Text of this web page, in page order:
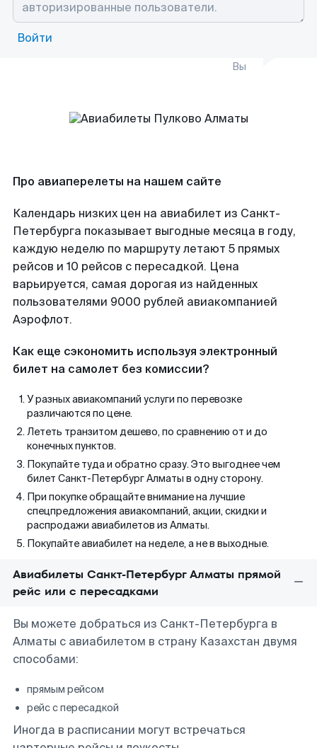
Войти
Вы
Про авиаперелеты на нашем сайте
Календарь низких цен на авиабилет из Санкт-
Петербурга показывает выгодные месяца в году,
каждую неделю по маршруту летают 5 прямых
рейсов и 10 рейсов с пересадкой. Цена
варьируется, самая дорогая из найденных
пользователями 9000 рублей авиакомпанией
Аэрофлот.
Как еще сэкономить используя электронный
билет на самолет без комиссии?
У разных авиакомпаний услуги по перевозке
различаются по цене.
Лететь транзитом дешево, по сравнению от и до
конечных пунктов.
Покупайте туда и обратно сразу. Это выгоднее чем
билет Санкт-Петербург Алматы в одну сторону.
При покупке обращайте внимание на лучшие
спецпредложения авиакомпаний, акции, скидки и
распродажи авиабилетов из Алматы.
Покупайте авиабилет на неделе, а не в выходные.
Авиабилеты Санкт-Петербург Алматы прямой
рейс или с пересадками
Вы можете добраться из Санкт-Петербурга в
Алматы с авиабилетом в страну Казахстан двумя
способами:
прямым рейсом
рейс с пересадкой
Иногда в расписании могут встречаться